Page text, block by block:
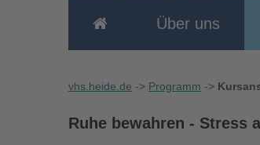
Über uns
vhs.heide.de -> Programm ->
Ruhe bewahren - Stress